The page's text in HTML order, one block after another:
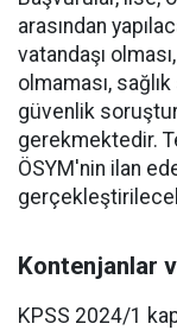
arasından
vatandaşı
olmaması,
güvenlik
gerekmektedir.
ÖSYM'nin ilan
Kontenjanlar
KPSS 2024/1